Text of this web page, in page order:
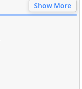
Show More